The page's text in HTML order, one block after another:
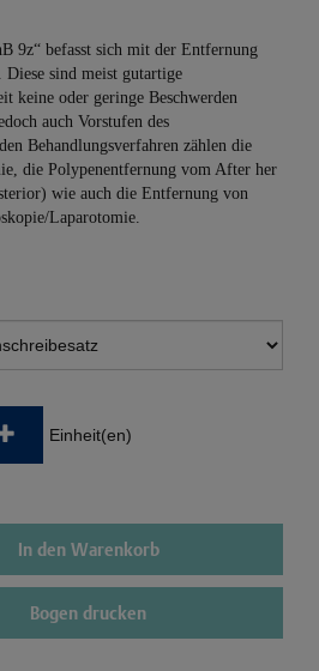
9z“ befasst sich mit der Entfernung
sind meist gutartige
keine oder geringe Beschwerden
auch Vorstufen des
Behandlungsverfahren zählen die
die Polypenentfernung vom After her
wie auch die Entfernung von
Laparotomie.
Einheit(en)
In den Warenkorb
Bogen drucken